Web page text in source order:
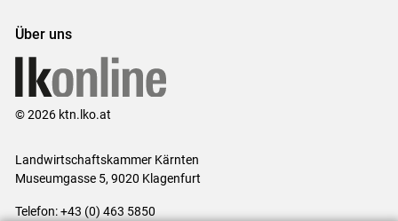
Über uns
© 2026 ktn.lko.at
Landwirtschaftskammer Kärnten
Museumgasse 5, 9020 Klagenfurt
Telefon: +43 (0) 463 5850